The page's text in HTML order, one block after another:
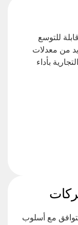
للتوسع
من معدلات
بأداء
مع أسلوب